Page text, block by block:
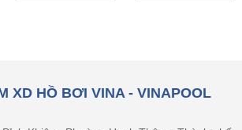
XD HỒ BƠI VINA - VINAPOOL